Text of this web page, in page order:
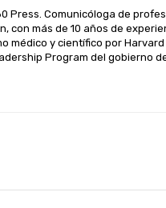
Press. Comunicóloga de
con más de 10 años de
médico y científico por
Program del gobierno de